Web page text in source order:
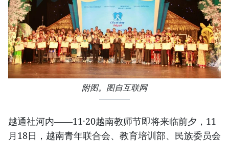
附图。图自互联网
越通社河内——11·20越南教师节即将来临前夕，11
月18日，越南青年联合会、教育培训部、民族委员会